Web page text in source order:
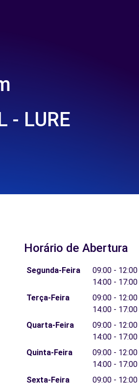
- LURE
Horário de Abertura
Segunda-Feira
09:00 - 12:00
14:00 - 17:00
Terça-Feira
09:00 - 12:00
14:00 - 17:00
Quarta-Feira
09:00 - 12:00
14:00 - 17:00
Quinta-Feira
09:00 - 12:00
14:00 - 17:00
Sexta-Feira
09:00 - 12:00